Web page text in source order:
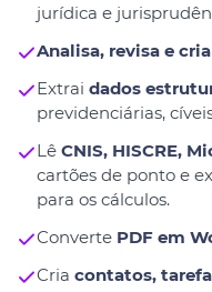
jurídica e
Analisa, revisa e
Extrai dados
previdenciárias,
Lê CNIS, HISCRE,
cartões de ponto e
para os cálculos.
Converte PDF em
Cria contatos,